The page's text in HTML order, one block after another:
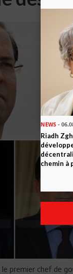
le premier chef de
NEWS -
Riadh
chemin à